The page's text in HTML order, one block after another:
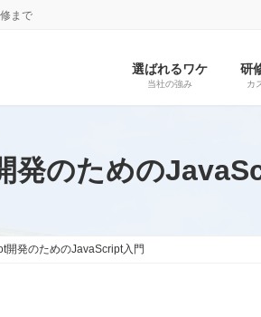
まで
選ばれるワケ
当社の強み
研
カ
発のための
開発のためのJavaScript入門